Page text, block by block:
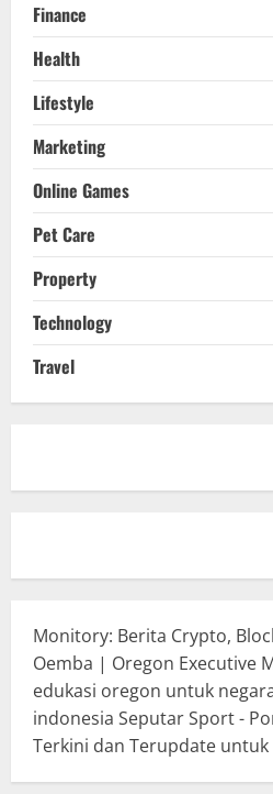
Finance
Health
Lifestyle
Marketing
Online Games
Pet Care
Property
Technology
Travel
Monitory: Berita Crypto,
Oemba | Oregon Executive
edukasi oregon untuk
indonesia Seputar Sport -
Terkini dan Terupdate untuk